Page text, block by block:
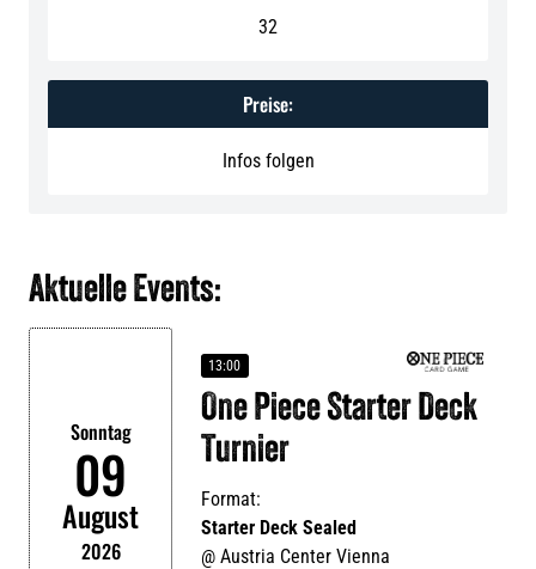
32
Preise:
Infos folgen
Aktuelle Events:
Sonntag
09
August
2026
13:00
One Piece Starter Deck
Turnier
Format:
Starter Deck Sealed
@ Austria Center Vienna